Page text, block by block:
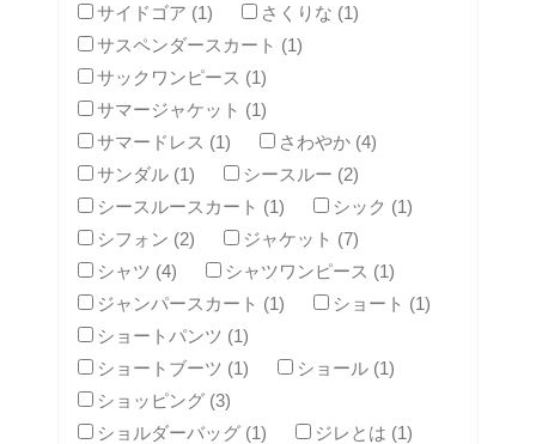
サイドゴア (1)
さくりな (1)
サスペンダースカート (1)
サックワンピース (1)
サマージャケット (1)
サマードレス (1)
さわやか (4)
サンダル (1)
シースルー (2)
シースルースカート (1)
シック (1)
シフォン (2)
ジャケット (7)
シャツ (4)
シャツワンピース (1)
ジャンパースカート (1)
ショート (1)
ショートパンツ (1)
ショートブーツ (1)
ショール (1)
ショッピング (3)
ショルダーバッグ (1)
ジレとは (1)